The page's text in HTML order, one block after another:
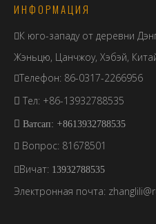
ИНФОРМАЦИЯ
 К юго-западу от деревни
Жэньцю, Цанчжоу, Хэбэй,
Телефон: 86-0317-2266956
 Тел: +86-13932788535
 Ватсап: +8613932788535
 Вопрос: 81678501
 Вичат: 13932788535
Электронная почта: